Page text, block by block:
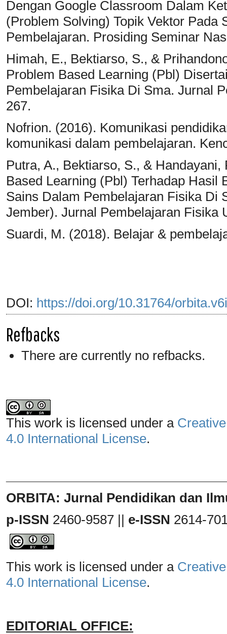
Dengan Google Classroom Dalam
(Problem Solving) Topik Vektor Pada
Pembelajaran. Prosiding Seminar
Himah, E., Bektiarso, S., &
Problem Based Learning (Pbl)
Pembelajaran Fisika Di Sma. Jurnal
267.
Nofrion. (2016). Komunikasi
komunikasi dalam pembelajaran.
Putra, A., Bektiarso, S., &
Based Learning (Pbl) Terhadap Hasil
Sains Dalam Pembelajaran Fisika Di
Jember). Jurnal Pembelajaran Fisika
Suardi, M. (2018). Belajar &
DOI: https://doi.org/10.31764/
Refbacks
There are currently no refbacks.
This work is licensed under a
4.0 International License.
ORBITA: Jurnal Pendidikan dan
p-ISSN 2460-9587 || e-ISSN 2614-
This work is licensed under a
4.0 International License.
EDITORIAL OFFICE: